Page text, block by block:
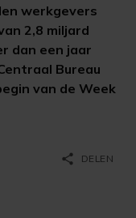
werkgevers
2,8 miljard
dan een jaar
Bureau
van de Week
share DELEN